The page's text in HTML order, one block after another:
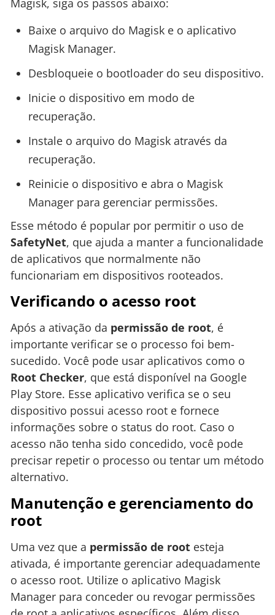
Magisk, siga os passos abaixo:
Baixe o arquivo do Magisk e o aplicativo
Magisk Manager.
Desbloqueie o bootloader do seu dispositivo.
Inicie o dispositivo em modo de
recuperação.
Instale o arquivo do Magisk através da
recuperação.
Reinicie o dispositivo e abra o Magisk
Manager para gerenciar permissões.
Esse método é popular por permitir o uso de
SafetyNet, que ajuda a manter a funcionalidade
de aplicativos que normalmente não
funcionariam em dispositivos rooteados.
Verificando o acesso root
Após a ativação da permissão de root, é
importante verificar se o processo foi bem-
sucedido. Você pode usar aplicativos como o
Root Checker, que está disponível na Google
Play Store. Esse aplicativo verifica se o seu
dispositivo possui acesso root e fornece
informações sobre o status do root. Caso o
acesso não tenha sido concedido, você pode
precisar repetir o processo ou tentar um método
alternativo.
Manutenção e gerenciamento do
root
Uma vez que a permissão de root esteja
ativada, é importante gerenciar adequadamente
o acesso root. Utilize o aplicativo Magisk
Manager para conceder ou revogar permissões